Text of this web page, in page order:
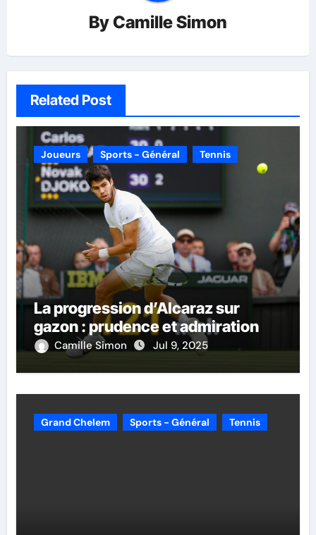
ByCamille Simon
Related Post
Joueurs Sports - Général Tennis
La progression d’Alcaraz sur
gazon : prudence et admiration
Camille Simon Jul 9, 2025
Grand Chelem Sports - Général Tennis